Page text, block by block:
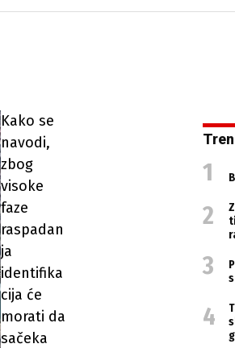
Kako se
navodi,
zbog
visoke
faze
raspadan
ja
identifika
cija će
morati da
sačeka